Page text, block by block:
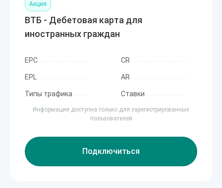
Акция
ВТБ - Дебетовая карта для
иностранных граждан
EPC CR
EPL AR
Типы трафика Ставки
Информация доступна только для зарегистрированных
пользователей
Подключиться